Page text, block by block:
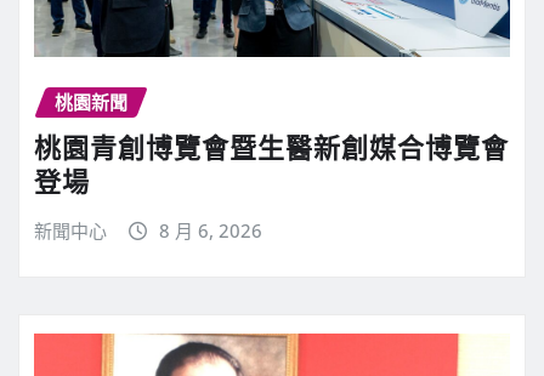
桃園新聞
桃園青創博覽會暨生醫新創媒合博覽會
登場
新聞中心 8 月 6, 2026